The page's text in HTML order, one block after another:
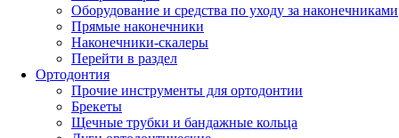
Оборудование и средства по уходу за наконечниками
Прямые наконечники
Наконечники-скалеры
Перейти в раздел
Ортодонтия
Прочие инструменты для ортодонтии
Брекеты
Щечные трубки и бандажные кольца